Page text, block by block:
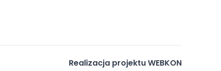
Realizacja projektuWEBKON